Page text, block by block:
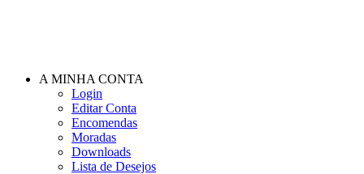
A MINHA CONTA
Login
Editar Conta
Encomendas
Moradas
Downloads
Lista de Desejos